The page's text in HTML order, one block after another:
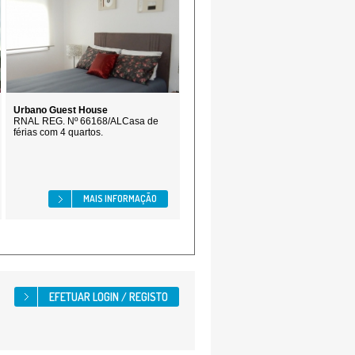
Urbano Guest House
RNAL REG. Nº 66168/ALCasa de
férias com 4 quartos.
MAIS INFORMAÇÃO